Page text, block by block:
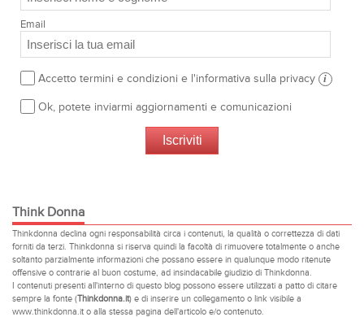
Email
Accetto termini e condizioni e l'informativa sulla privacy i
Ok, potete inviarmi aggiornamenti e comunicazioni
Think Donna
Thinkdonna declina ogni responsabilità circa i contenuti, la qualità o correttezza di dati
forniti da terzi. Thinkdonna si riserva quindi la facoltà di rimuovere totalmente o anche
soltanto parzialmente informazioni che possano essere in qualunque modo ritenute
offensive o contrarie al buon costume, ad insindacabile giudizio di Thinkdonna.
I contenuti presenti all'interno di questo blog possono essere utilizzati a patto di citare
sempre la fonte (Thinkdonna.it) e di inserire un collegamento o link visibile a
www.thinkdonna.it o alla stessa pagina dell'articolo e/o contenuto.